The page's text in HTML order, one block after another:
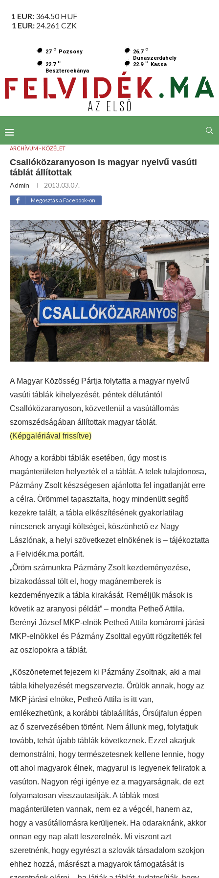
1 EUR: 364.50HUF
1 EUR: 24.261 CZK
27 C Pozsony 26.7 C
Dunaszerdahely
22.7 C
Besztercebánya
22.9 C Kassa
ARCHÍVUM - KÖZÉLET
Csallóközaranyoson is magyar nyelvű vasúti
táblát állítottak
Admin 2013.03.07.
Megosztás a Facebook-on
A Magyar Közösség Pártja folytatta a magyar nyelvű
vasúti táblák kihelyezését, péntek délutántól
Csallóközaranyoson, közvetlenül a vasútállomás
szomszédságában állítottak magyar táblát.
(Képgalériával frissítve)
Ahogy a korábbi táblák esetében, úgy most is
magánterületen helyezték el a táblát. A telek tulajdonosa,
Pázmány Zsolt készségesen ajánlotta fel ingatlanját erre
a célra. Örömmel tapasztalta, hogy mindenütt segítő
kezekre talált, a tábla elkészítésének gyakorlatilag
nincsenek anyagi költségei, köszönhető ez Nagy
Lászlónak, a helyi szövetkezet elnökének is – tájékoztatta
a Felvidék.ma portált.
„Öröm számunkra Pázmány Zsolt kezdeményezése,
bizakodással tölt el, hogy magánemberek is
kezdeményezik a tábla kirakását. Reméljük mások is
követik az aranyosi példát” – mondta Petheő Attila.
Berényi József MKP-elnök Petheő Attila komáromi járási
MKP-elnökkel és Pázmány Zsolttal együtt rögzítették fel
az oszlopokra a táblát.
„Köszönetemet fejezem ki Pázmány Zsoltnak, aki a mai
tábla kihelyezését megszervezte. Örülök annak, hogy az
MKP járási elnöke, Petheő Attila is itt van,
emlékezhetünk, a korábbi táblaállítás, Őrsújfalun éppen
az ő szervezésében történt. Nem állunk meg, folytatjuk
tovább, tehát újabb táblák következnek. Ezzel akarjuk
demonstrálni, hogy természetesnek kellene lennie, hogy
ott ahol magyarok élnek, magyarul is legyenek feliratok a
vasúton. Nagyon régi igénye ez a magyarságnak, de ezt
folyamatosan visszautasítják. A táblák most
magánterületen vannak, nem ez a végcél, hanem az,
hogy a vasútállomásra kerüljenek. Ha odaraknánk, akkor
onnan egy nap alatt leszerelnék. Mi viszont azt
szeretnénk, hogy egyrészt a szlovák társadalom szokjon
ehhez hozzá, másrészt a magyarok támogatását is